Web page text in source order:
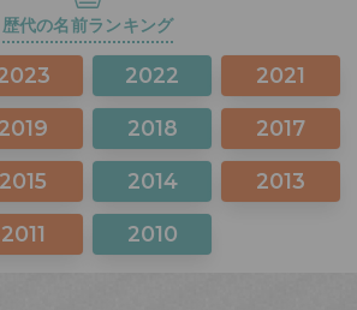
歴代の名前ランキング
2022 2021
2019 2018 2017
2015 2014 2013
2011 2010